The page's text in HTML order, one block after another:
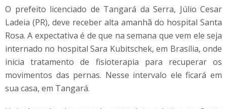
O prefeito licenciado de Tangará da Serra, Júlio Cesar
Ladeia (PR), deve receber alta amanhã do hospital Santa
Rosa. A expectativa é de que na semana que vem ele seja
internado no hospital Sara Kubitschek, em Brasília, onde
inicia tratamento de fisioterapia para recuperar os
movimentos das pernas. Nesse intervalo ele ficará em
sua casa, em Tangará.